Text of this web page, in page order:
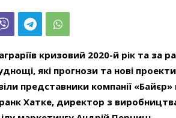
кризовий 2020-й рік та за
які прогнози та нові
представники компанії «Байєр»
Хатке, директор з